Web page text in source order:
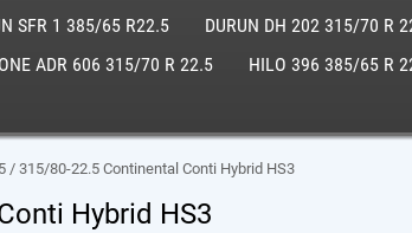
SFR 1 385/65 R22.5 DURUN DH 202 315/70 R
ADR 606 315/70 R 22.5 HILO 396 385/65 R
/ 315/80-22.5 Continental Conti Hybrid HS3
Hybrid HS3